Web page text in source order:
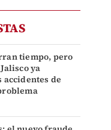
tiempo, pero
ya
accidentes de